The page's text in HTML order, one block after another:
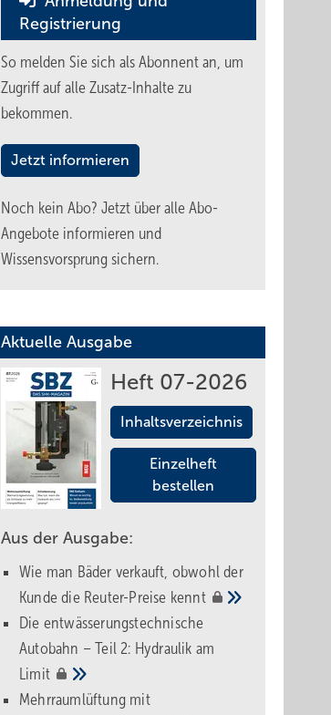
Registrierung
So melden Sie sich als Abonnent an, um
Zugriff auf alle Zusatz-Inhalte zu
bekommen.
Jetzt informieren
Noch kein Abo? Jetzt über alle Abo-
Angebote informieren und
Wissensvorsprung sichern.
Aktuelle Ausgabe
Heft 07-2026
Inhaltsverzeichnis
Einzelheft
bestellen
Aus der Ausgabe:
Wie man Bäder verkauft, obwohl der
Kunde die Reuter-Preise kennt
Die entwässerungstechnische
Autobahn – Teil 2: Hydraulik am
Limit
Mehrraumlüftung mit